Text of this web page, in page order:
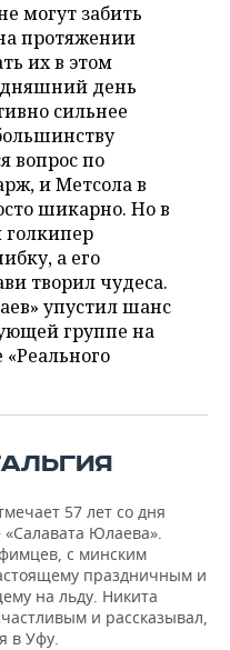
могут забить
протяжении
их в этом
день
сильнее
вопрос по
и Метсола в
шикарно. Но в
а его
творил чудеса.
упустил шанс
группе на
57 лет со дня
Юлаева».
с минским
праздничным и
на льду. Никита
и рассказывал,
в Уфу.